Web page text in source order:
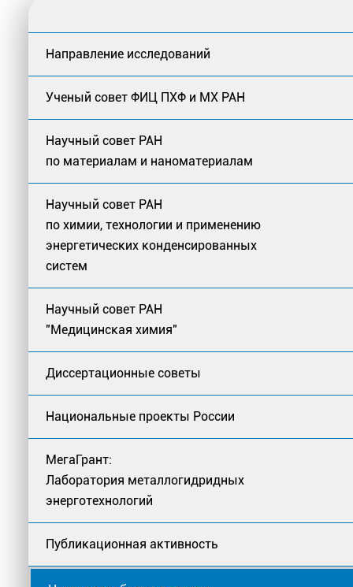
Направление исследований
Ученый совет ФИЦ ПХФ и МХ РАН
Научный совет РАН
по материалам и наноматериалам
Научный совет РАН
по химии, технологии и применению
энергетических конденсированных
систем
Научный совет РАН
"Медицинская химия"
Диссертационные советы
Национальные проекты России
МегаГрант:
Лаборатория металлогидридных
энерготехнологий
Публикационная активность